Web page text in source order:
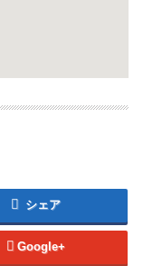
シェア
Google+